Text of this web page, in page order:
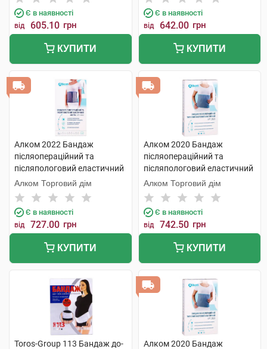
Є в наявності
від 605.10 грн
КУПИТИ
Є в наявності
від 642.00 грн
КУПИТИ
Алком 2022 Бандаж
післяопераційний та
післяпологовий еластичний
Євро розмір 2 1 шт
Алком Торговий дім
Є в наявності
від 727.00 грн
КУПИТИ
Алком 2020 Бандаж
післяопераційний та
післяпологовий еластичний
розмір 1 1 шт
Алком Торговий дім
Є в наявності
від 742.50 грн
КУПИТИ
Toros-Group 113 Бандаж до-
Алком 2020 Бандаж